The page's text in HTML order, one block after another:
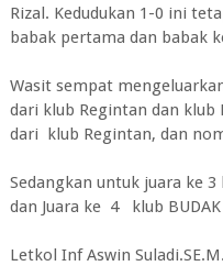
Rizal. Kedudukan 1-0 ini
babak pertama dan babak
Wasit sempat
dari klub Regintan dan
dari klub Regintan, dan
Sedangkan untuk juara ke 3
dan Juara ke 4 klub
Letkol Inf Aswin